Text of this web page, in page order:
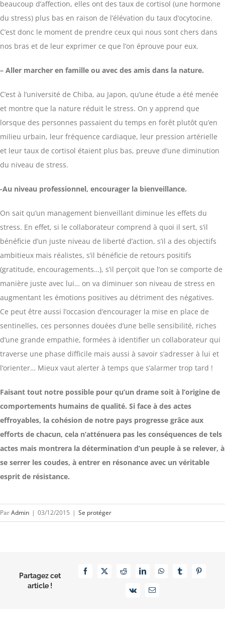
beaucoup d’affection, elles ont des taux de cortisol (une hormone
du stress) plus bas en raison de l’élévation du taux d’ocytocine.
C’est donc le moment de prendre ceux qui nous sont chers dans
nos bras et de leur exprimer ce que l’on éprouve pour eux.
– Aller marcher en famille ou avec des amis dans la nature.
C’est à l’université de Chiba, au Japon, qu’une étude a été menée
et montre que la nature réduit le stress. On y apprend que
lorsque des personnes passaient du temps en forêt plutôt qu’en
milieu urbain, leur fréquence cardiaque, leur pression artérielle
et leur taux de cortisol étaient plus bas, preuve d’une diminution
du niveau de stress.
-Au niveau professionnel, encourager la bienveillance.
On sait qu’un management bienveillant diminue les effets du
stress. En effet, si le collaborateur comprend à quoi il sert, s’il
bénéficie d’un juste niveau de liberté d’action, s’il a des objectifs
ambitieux mais réalistes, s’il bénéficie de retours positifs
(gratitude, encouragements…), s’il perçoit que l’on se comporte de
manière juste avec lui… on va diminuer son niveau de stress en
augmentant les émotions positives au détriment des négatives.
Ce peut être aussi l’occasion d’encourager la mise en place de
sentinelles, ces personnes douées d’une belle sensibilité, riches
d’une grande empathie, formées à identifier un collaborateur qui
traverse une phase difficile mais aussi à savoir s’adresser à lui et
l’orienter… Mieux vaut alerter à temps que s’alarmer trop tard !
Faisant tout notre possible pour qu’un drame soit à l’origine de
comportements humains de qualité. Si face à des actes
effroyables, la cohésion de notre pays progresse grâce aux
efforts de chacun, cela n’atténuera pas les conséquences de tels
actes mais montrera la détermination d’un peuple à se relever, à
se serrer les coudes, à entrer en résonance avec un véritable
esprit de résistance.
ParAdmin | 03/12/2015 | Se protéger
Partagez cet
article !
Facebook
X RedditLinkedInWhatsAppTumblrPinterest
Vk Email